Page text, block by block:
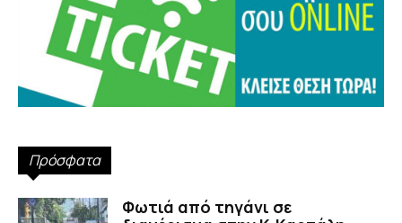
Πρόσφατα
Φωτιά από τηγάνι σε